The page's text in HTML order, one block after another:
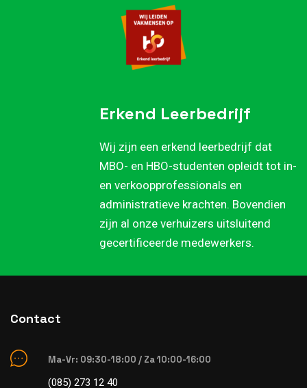
Erkend Leerbedrijf
Wij zijn een erkend leerbedrijf dat
MBO- en HBO-studenten opleidt tot in-
en verkoopprofessionals en
administratieve krachten. Bovendien
zijn al onze verhuizers uitsluitend
gecertificeerde medewerkers.
Contact
Ma-Vr: 09:30-18:00 / Za 10:00-16:00
(085) 273 12 40